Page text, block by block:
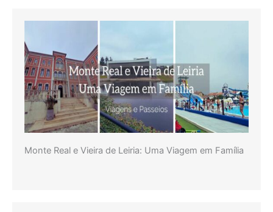
Monte Real e Vieira de Leiria: Uma Viagem em Família